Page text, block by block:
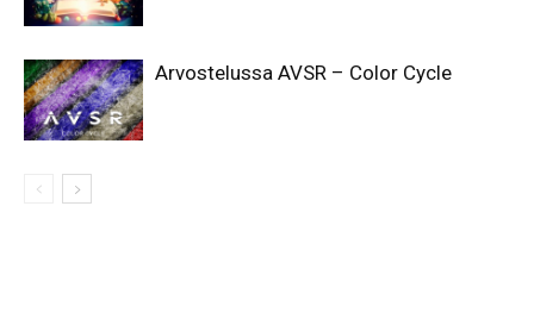
Arvostelussa AVSR – Color Cycle